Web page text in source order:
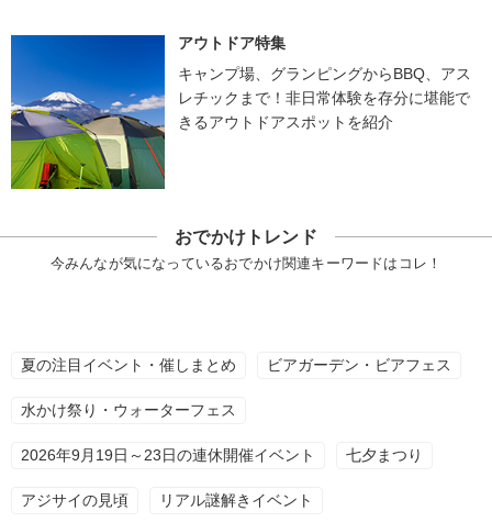
アウトドア特集
キャンプ場、グランピングからBBQ、アス
レチックまで！非日常体験を存分に堪能で
きるアウトドアスポットを紹介
おでかけトレンド
今みんなが気になっているおでかけ関連キーワードはコレ！
夏の注目イベント・催しまとめ ビアガーデン・ビアフェス
水かけ祭り・ウォーターフェス
2026年9月19日～23日の連休開催イベント 七夕まつり
アジサイの見頃 リアル謎解きイベント